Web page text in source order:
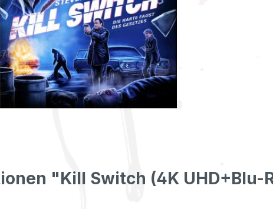
"Kill Switch (4K UHD+Blu-